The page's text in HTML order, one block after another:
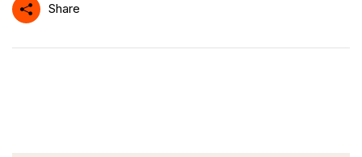
Share